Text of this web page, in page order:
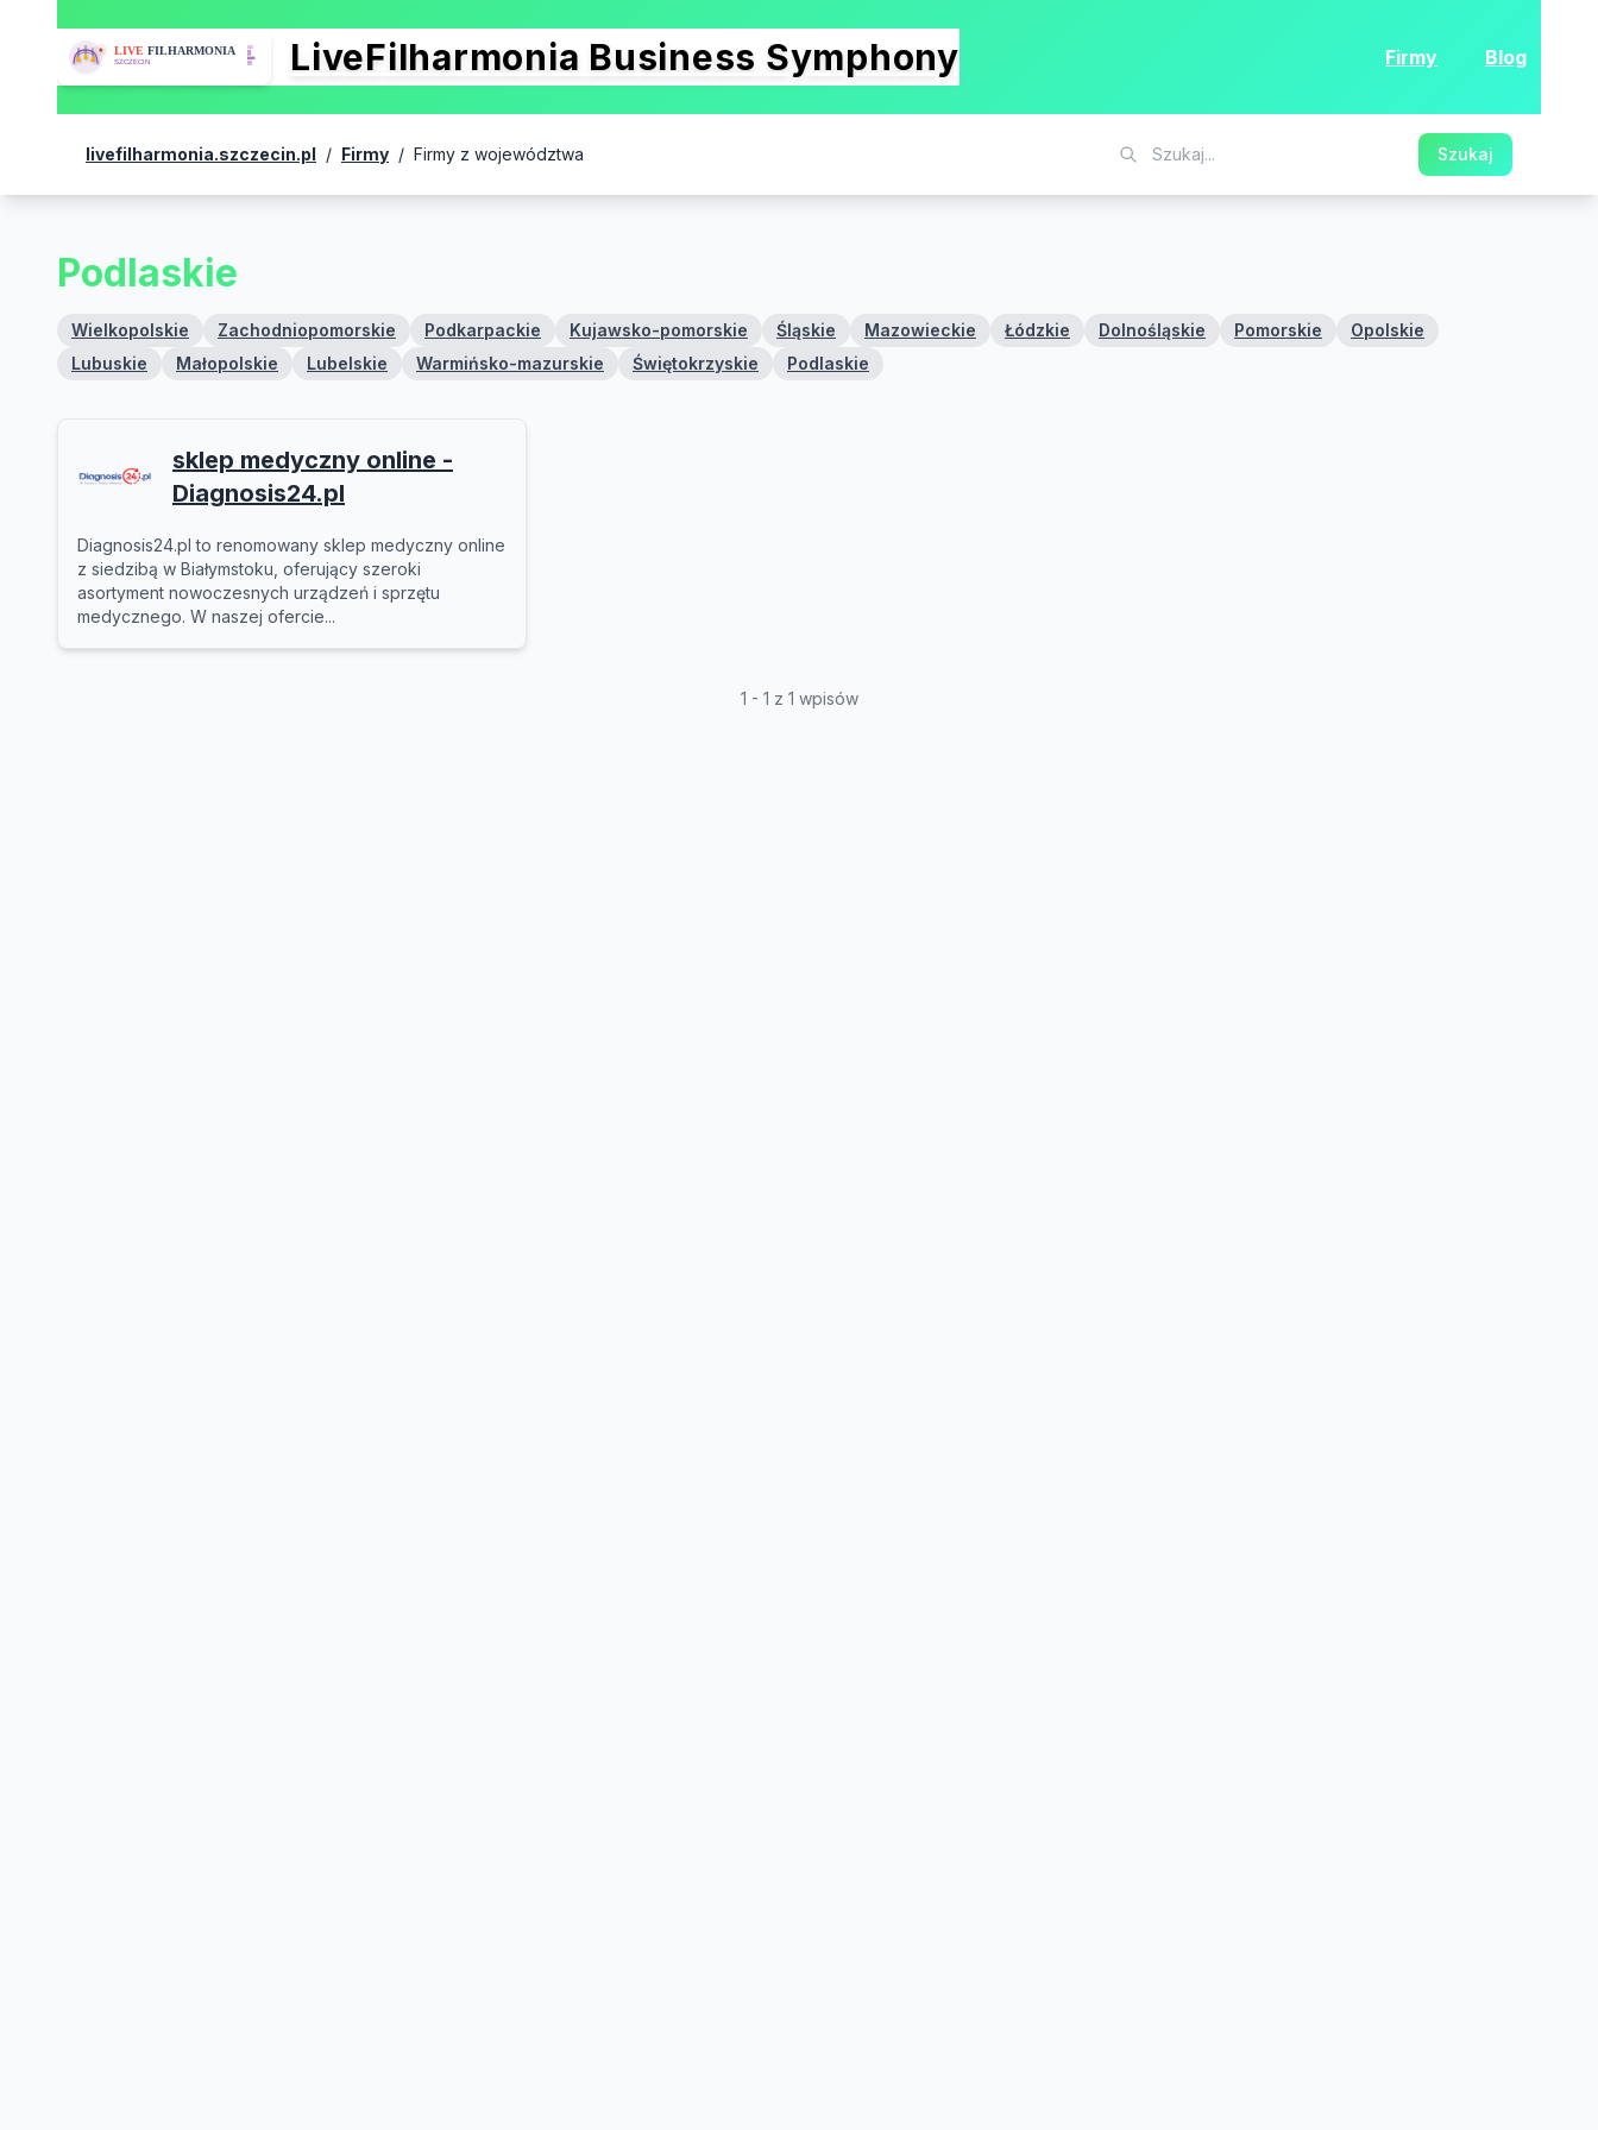
LiveFilharmonia Business Symphony Firmy Blog
livefilharmonia.szczecin.pl / Firmy / Firmy z województwa Szukaj
Podlaskie
Wielkopolskie Zachodniopomorskie Podkarpackie Kujawsko-pomorskie Śląskie Mazowieckie Łódzkie Dolnośląskie Pomorskie
Opolskie
Lubuskie
Małopolskie Lubelskie Warmińsko-mazurskie Świętokrzyskie Podlaskie
sklep medyczny online -
Diagnosis24.pl
Diagnosis24.pl to renomowany sklep medyczny online
z siedzibą w Białymstoku, oferujący szeroki
asortyment nowoczesnych urządzeń i sprzętu
medycznego. W naszej ofercie...
1 - 1 z 1 wpisów